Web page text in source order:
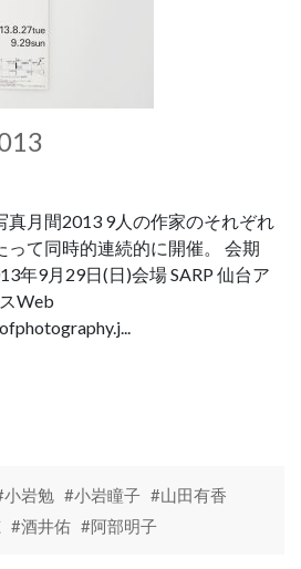
真月間2013 9人の作家のそれぞれ
て同時的連続的に開催。 会期
年9月29日(日)会場 SARP 仙台ア
Web
小岩勉 #小岩瞳子 #山田有香
#酒井佑 #阿部明子